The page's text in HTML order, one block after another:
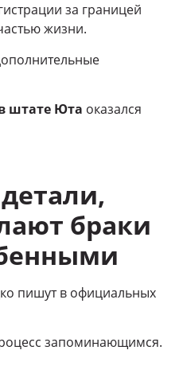
за границей
жизни.
штате Юта оказался
браки
пишут в официальных
запоминающимся.